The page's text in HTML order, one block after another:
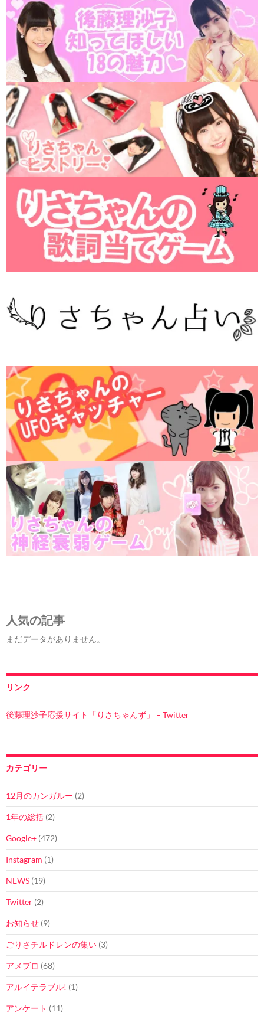
人気の記事
まだデータがありません。
リンク
後藤理沙子応援サイト「りさちゃんず」 – Twitter
カテゴリー
12月のカンガルー (2)
1年の総括 (2)
Google+ (472)
Instagram (1)
NEWS (19)
Twitter (2)
お知らせ (9)
ごりさチルドレンの集い (3)
アメブロ (68)
アルイテラブル! (1)
アンケート (11)